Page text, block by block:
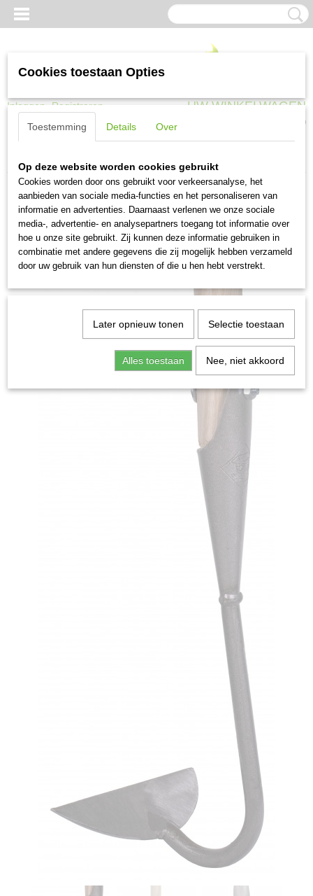
Inloggen Registreren UW WINKELWAGEN
(0)
Cookies toestaan Opties
Toestemming Details Over
Op deze website worden cookies gebruikt
Cookies worden door ons gebruikt voor verkeersanalyse, het
aanbieden van sociale media-functies en het personaliseren van
informatie en advertenties. Daarnaast verlenen we onze sociale
media-, advertentie- en analysepartners toegang tot informatie over
hoe u onze site gebruikt. Zij kunnen deze informatie gebruiken in
combinatie met andere gegevens die zij mogelijk hebben verzameld
door uw gebruik van hun diensten of die u hen hebt verstrekt.
Later opnieuw tonen Selectie toestaan
Alles toestaan Nee, niet akkoord